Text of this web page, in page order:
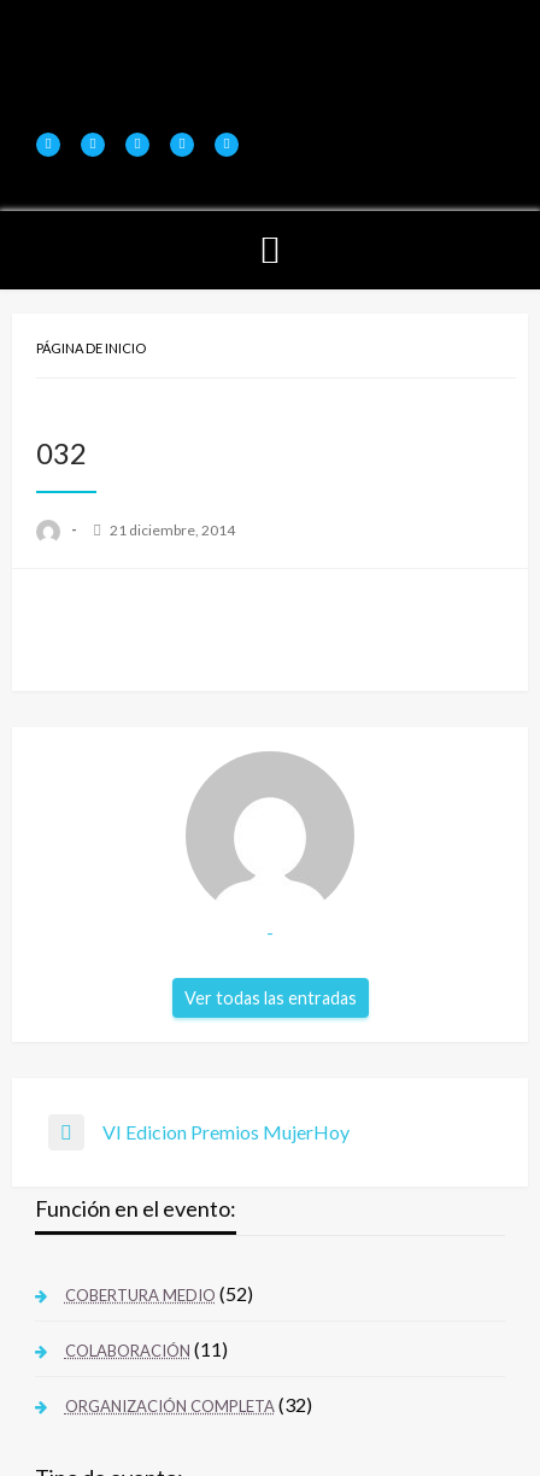
PÁGINA DE INICIO
032
- 21 diciembre, 2014
-
Ver todas las entradas
VI Edicion Premios MujerHoy
Función en el evento:
COBERTURA MEDIO (52)
COLABORACIÓN (11)
ORGANIZACIÓN COMPLETA(32)